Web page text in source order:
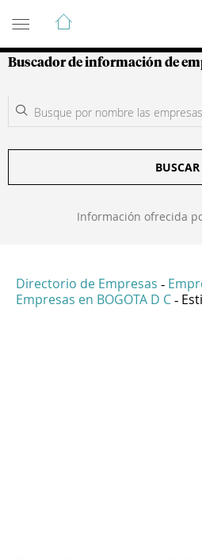
Guía de Empresas
Buscador de información de
BUSCAR
Información ofrecida
Directorio de Empresas -
Empresas en BOGOTA D C -